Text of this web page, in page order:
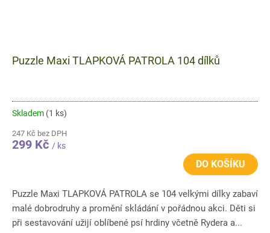
Puzzle Maxi TLAPKOVÁ PATROLA 104 dílků
Skladem (1 ks)
247 Kč bez DPH
299 Kč / ks
DO KOŠÍKU
Puzzle Maxi TLAPKOVÁ PATROLA se 104 velkými dílky zabaví
malé dobrodruhy a promění skládání v pořádnou akci. Děti si
při sestavování užijí oblíbené psí hrdiny včetně Rydera a...